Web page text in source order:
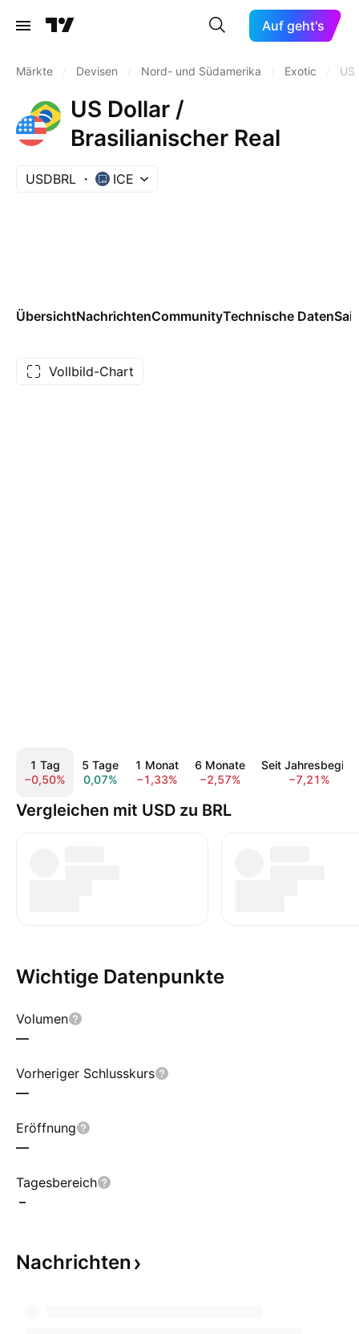
Auf geht's
Märkte Devisen Nord- und Südamerika Exotic
US Dollar /
Brasilianischer Real
USDBRL ICE
ÜbersichtNachrichtenCommunityTechnische Daten
Vollbild-Chart
1 Tag
−0,50%
5 Tage
0,07%
1 Monat
−1,33%
6 Monate
−2,57%
Seit Jahresbeginn
−7,21%
Vergleichen mit USD zu BRL
Wichtige Datenpunkte
Volumen
—
Vorheriger Schlusskurs
—
Eröffnung
—
Tagesbereich
–
Nachrichten